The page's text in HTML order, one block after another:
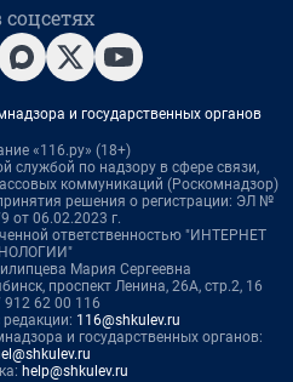
и государственных органов
«116.ру» (18+)
службой по надзору в сфере связи,
коммуникаций (Роскомнадзор)
решения о регистрации: ЭЛ №
от 06.02.2023 г.
ответственностью "ИНТЕРНЕТ
Мария Сергеевна
проспект Ленина, 26А, стр.2, 16
912 62 00 116
116@shkulev.ru
и государственных органов:
help@shkulev.ru